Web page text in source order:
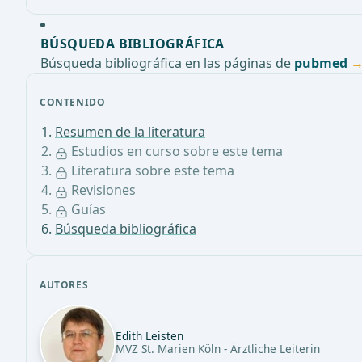
CONTENIDO
Resumen de la literatura
Estudios en curso sobre este tema
Literatura sobre este tema
Revisiones
Guías
Búsqueda bibliográfica
AUTORES
Edith Leisten
MVZ St. Marien Köln - Ärztliche Leiterin
BÚSQUEDA BIBLIOGRÁFICA
Búsqueda bibliográfica en las páginas de pubmed